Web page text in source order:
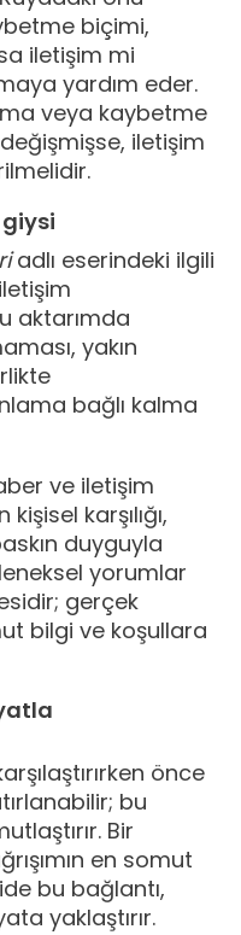
biçimi,
iletişim mi
yardım eder.
veya kaybetme
iletişim
adlı eserindeki ilgili
aktarımda
yakın
bağlı kalma
ve iletişim
karşılığı,
duyguyla
yorumlar
gerçek
bilgi ve koşullara
önce
bu
Bir
en somut
bu bağlantı,
yaklaştırır.